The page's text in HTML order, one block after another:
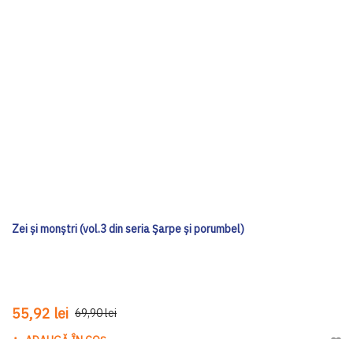
Zei și monștri (vol.3 din seria Șarpe și porumbel)
55,92 lei 69,90 lei